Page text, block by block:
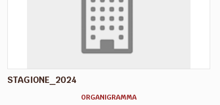
STAGIONE_2024
ORGANIGRAMMA